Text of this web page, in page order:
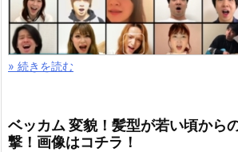
» 続きを読む
ベッカム 変貌！髪型が若い頃から
撃！画像はコチラ！